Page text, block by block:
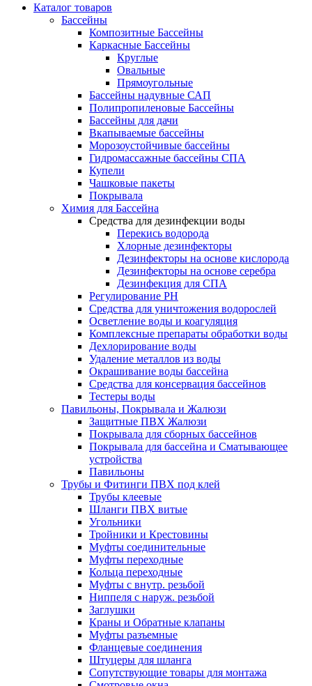
Каталог товаров
Бассейны
Композитные Бассейны
Каркасные Бассейны
Круглые
Овальные
Прямоугольные
Бассейны надувные САП
Полипропиленовые Бассейны
Бассейны для дачи
Вкапываемые бассейны
Морозоустойчивые бассейны
Гидромассажные бассейны СПА
Купели
Чашковые пакеты
Покрывала
Химия для Бассейна
Средства для дезинфекции воды
Перекись водорода
Хлорные дезинфекторы
Дезинфекторы на основе кислорода
Дезинфекторы на основе серебра
Дезинфекция для СПА
Регулирование РН
Средства для уничтожения водорослей
Осветление воды и коагуляция
Комплексные препараты обработки воды
Дехлорирование воды
Удаление металлов из воды
Окрашивание воды бассейна
Средства для консервация бассейнов
Тестеры воды
Павильоны, Покрывала и Жалюзи
Защитные ПВХ Жалюзи
Покрывала для сборных бассейнов
Покрывала для бассейна и Сматывающее
устройства
Павильоны
Трубы и Фитинги ПВХ под клей
Трубы клеевые
Шланги ПВХ витые
Угольники
Тройники и Крестовины
Муфты соединительные
Муфты переходные
Кольца переходные
Муфты с внутр. резьбой
Ниппеля с наруж. резьбой
Заглушки
Краны и Обратные клапаны
Муфты разъемные
Фланцевые соединения
Штуцеры для шланга
Сопутствующие товары для монтажа